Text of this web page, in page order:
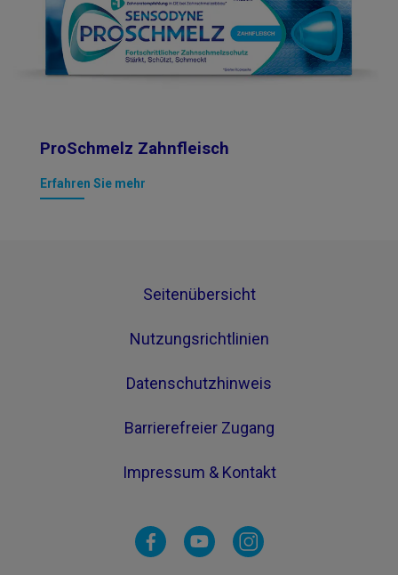
ProSchmelz Zahnfleisch
Erfahren Sie mehr
Seitenübersicht
Nutzungsrichtlinien
Datenschutzhinweis
Barrierefreier Zugang
Impressum & Kontakt